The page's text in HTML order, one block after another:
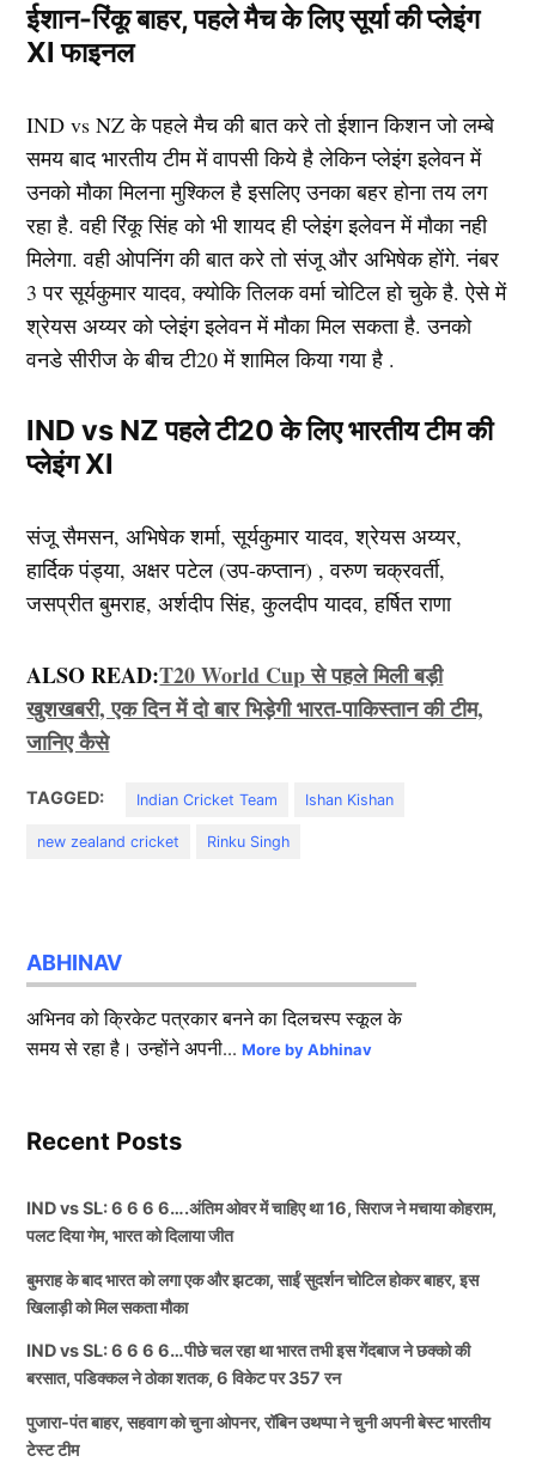
ईशान-रिंकू बाहर, पहले मैच के लिए सूर्या की प्लेइंग
XI फाइनल
IND vs NZ के पहले मैच की बात करे तो ईशान किशन जो लम्बे
समय बाद भारतीय टीम में वापसी किये है लेकिन प्लेइंग इलेवन में
उनको मौका मिलना मुश्किल है इसलिए उनका बहर होना तय लग
रहा है. वही रिंकू सिंह को भी शायद ही प्लेइंग इलेवन में मौका नही
मिलेगा. वही ओपनिंग की बात करे तो संजू और अभिषेक होंगे. नंबर
3 पर सूर्यकुमार यादव, क्योकि तिलक वर्मा चोटिल हो चुके है. ऐसे में
श्रेयस अय्यर को प्लेइंग इलेवन में मौका मिल सकता है. उनको
वनडे सीरीज के बीच टी20 में शामिल किया गया है .
IND vs NZ पहले टी20 के लिए भारतीय टीम की
प्लेइंग XI
संजू सैमसन, अभिषेक शर्मा, सूर्यकुमार यादव, श्रेयस अय्यर,
हार्दिक पंड्या, अक्षर पटेल (उप-कप्तान) , वरुण चक्रवर्ती,
जसप्रीत बुमराह, अर्शदीप सिंह, कुलदीप यादव, हर्षित राणा
ALSO READ:T20 World Cup से पहले मिली बड़ी
खुशखबरी, एक दिन में दो बार भिड़ेगी भारत-पाकिस्तान की टीम,
जानिए कैसे
TAGGED: Indian Cricket Team Ishan Kishan
new zealand cricket Rinku Singh
ABHINAV
अभिनव को क्रिकेट पत्रकार बनने का दिलचस्प स्कूल के
समय से रहा है। उन्होंने अपनी...More by Abhinav
Recent Posts
IND vs SL: 6 6 6 6….अंतिम ओवर में चाहिए था 16, सिराज ने मचाया कोहराम,
पलट दिया गेम, भारत को दिलाया जीत
बुमराह के बाद भारत को लगा एक और झटका, साईं सुदर्शन चोटिल होकर बाहर, इस
खिलाड़ी को मिल सकता मौका
IND vs SL: 6 6 6 6…पीछे चल रहा था भारत तभी इस गेंदबाज ने छक्को की
बरसात, पडिक्कल ने ठोका शतक, 6 विकेट पर 357 रन
पुजारा-पंत बाहर, सहवाग को चुना ओपनर, रॉबिन उथप्पा ने चुनी अपनी बेस्ट भारतीय
टेस्ट टीम